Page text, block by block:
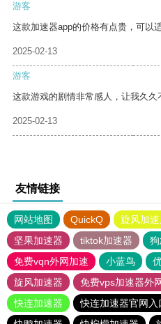
游客
这款加速器app的价格有点贵，可以
2025-02-13
游客
这款游戏的剧情非常感人，让我久久
2025-02-13
友情链接
网站地图 QuickQ 旋风加
坚果加速器
tiktok加速器
免费vqn外网加速
小蓝鸟
旋风加速器
免费vps加速器外
快连加速器
快连加速器官网入